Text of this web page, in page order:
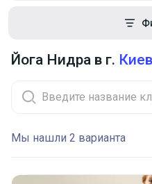
Йога Нидра в г. Киев
Мы нашли 2 варианта